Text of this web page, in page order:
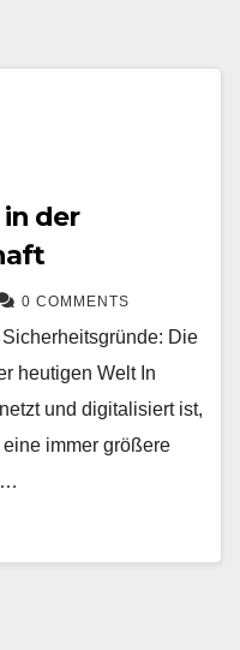
der
0 COMMENTS
Die
heutigen Welt In
und digitalisiert ist,
immer größere